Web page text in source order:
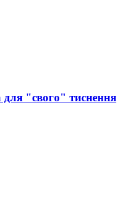
"свого" тиснення